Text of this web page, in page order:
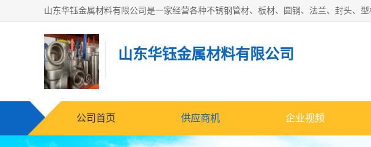
山东华钰金属材料有限公司
公司首页 供应商机 企业视频